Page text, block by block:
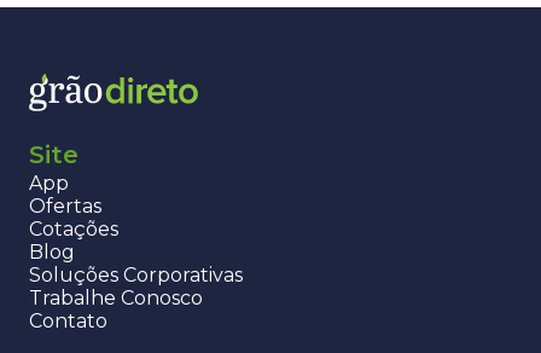
Site
App
Ofertas
Cotações
Blog
Soluções Corporativas
Trabalhe Conosco
Contato